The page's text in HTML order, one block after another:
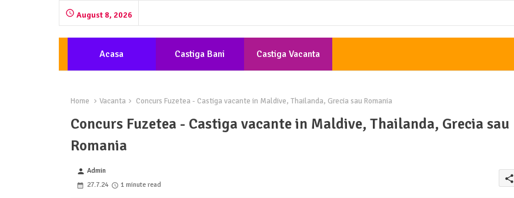
August 8, 2026
Acasa Castiga Bani Castiga Vacanta
Home Vacanta Concurs Fuzetea - Castiga vacante in Maldive, Thailanda, Grecia sau Romania
Concurs Fuzetea - Castiga vacante in Maldive, Thailanda, Grecia sau
Romania
person Admin
27.7.24
1 minute read
share